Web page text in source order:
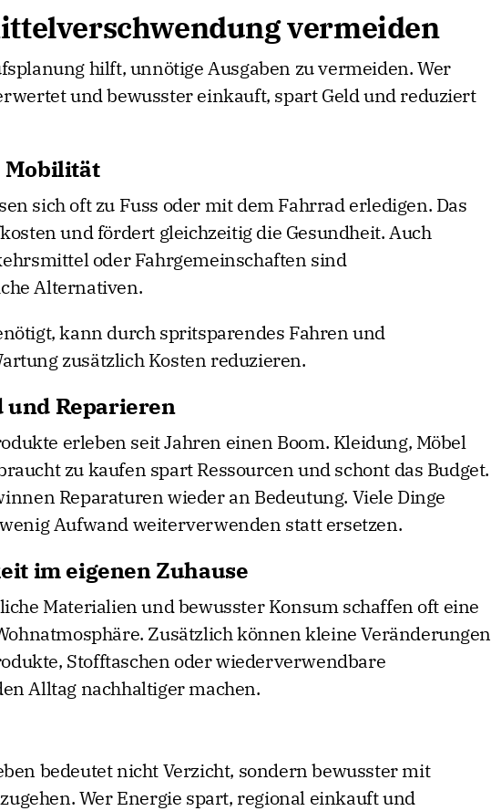
vermeiden
hilft, unnötige Ausgaben zu vermeiden. Wer
und bewusster einkauft, spart Geld und reduziert
Mobilität
sich oft zu Fuss oder mit dem Fahrrad erledigen. Das
und fördert gleichzeitig die Gesundheit. Auch
oder Fahrgemeinschaften sind
Alternativen.
kann durch spritsparendes Fahren und
zusätzlich Kosten reduzieren.
und Reparieren
erleben seit Jahren einen Boom. Kleidung, Möbel
zu kaufen spart Ressourcen und schont das Budget.
Reparaturen wieder an Bedeutung. Viele Dinge
Aufwand weiterverwenden statt ersetzen.
im eigenen Zuhause
Materialien und bewusster Konsum schaffen oft eine
Zusätzlich können kleine Veränderungen
Stofftaschen oder wiederverwendbare
Alltag nachhaltiger machen.
bedeutet nicht Verzicht, sondern bewusster mit
Wer Energie spart, regional einkauft und